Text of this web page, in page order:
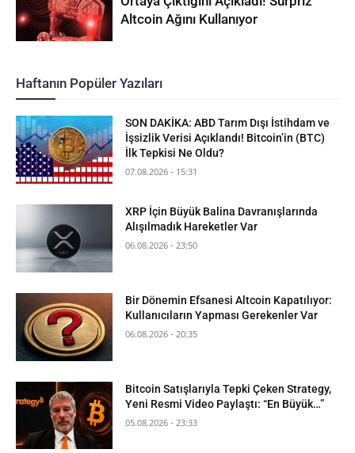
Altcoin Ağını Kullanıyor
Haftanın Popüler Yazıları
SON DAKİKA: ABD Tarım Dışı İstihdam ve
İşsizlik Verisi Açıklandı! Bitcoin’in (BTC)
İlk Tepkisi Ne Oldu?
07.08.2026 - 15:31
XRP İçin Büyük Balina Davranışlarında
Alışılmadık Hareketler Var
06.08.2026 - 23:50
Bir Dönemin Efsanesi Altcoin Kapatılıyor:
Kullanıcıların Yapması Gerekenler Var
06.08.2026 - 20:35
Bitcoin Satışlarıyla Tepki Çeken Strategy,
Yeni Resmi Video Paylaştı: “En Büyük…”
05.08.2026 - 23:33